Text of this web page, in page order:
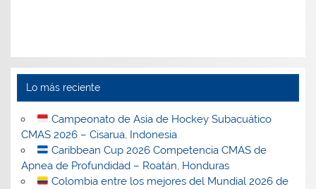
Lo más reciente
Campeonato de Asia de Hockey Subacuático
CMAS 2026 – Cisarua, Indonesia
Caribbean Cup 2026 Competencia CMAS de
Apnea de Profundidad – Roatán, Honduras
Colombia entre los mejores del Mundial 2026 de